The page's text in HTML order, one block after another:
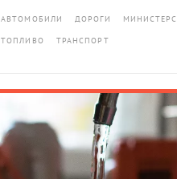
АВТОМОБИЛИ ДОРОГИ
ТОПЛИВО ТРАНСПОРТ